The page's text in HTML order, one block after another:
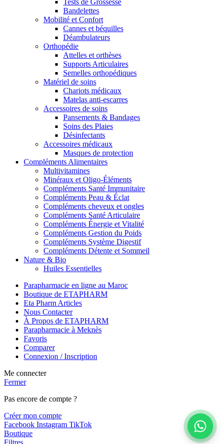
Bandelettes
Mobilité et Confort
Cannes et béquilles
Déambulateurs
Orthopédie
Attelles et orthèses
Supports Articulaires
Semelles orthopédiques
Matériel de soins
Chariots médicaux
Matelas anti-escarres
Accessoires de soins
Pansements & Bandages
Soins des Plaies
Désinfectants
Accessoires médicaux
Masques de protection
Compléments Alimentaires
Multivitamines
Minéraux et Oligo-Éléments
Compléments Santé Immunitaire
Compléments Peau & Éclat
Compléments cheveux et ongles
Compléments Santé Articulaire
Compléments Énergie et Vitalité
Compléments Gestion du Poids
Compléments Système Digestif
Compléments Détente et Sommeil
Nature & Bio
Huiles Essentielles
Parapharmacie en ligne au Maroc
Boutique de ETAPHARM
Eta Pharm Articles
Nous Contacter
À Propos de ETAPHARM
Parapharmacie à Meknès
Favoris
Comparer
Connexion / Inscription
Me connecter
Fermer
Pas encore de compte ?
Créer mon compte
Facebook Instagram TikTok
Boutique
Filtres